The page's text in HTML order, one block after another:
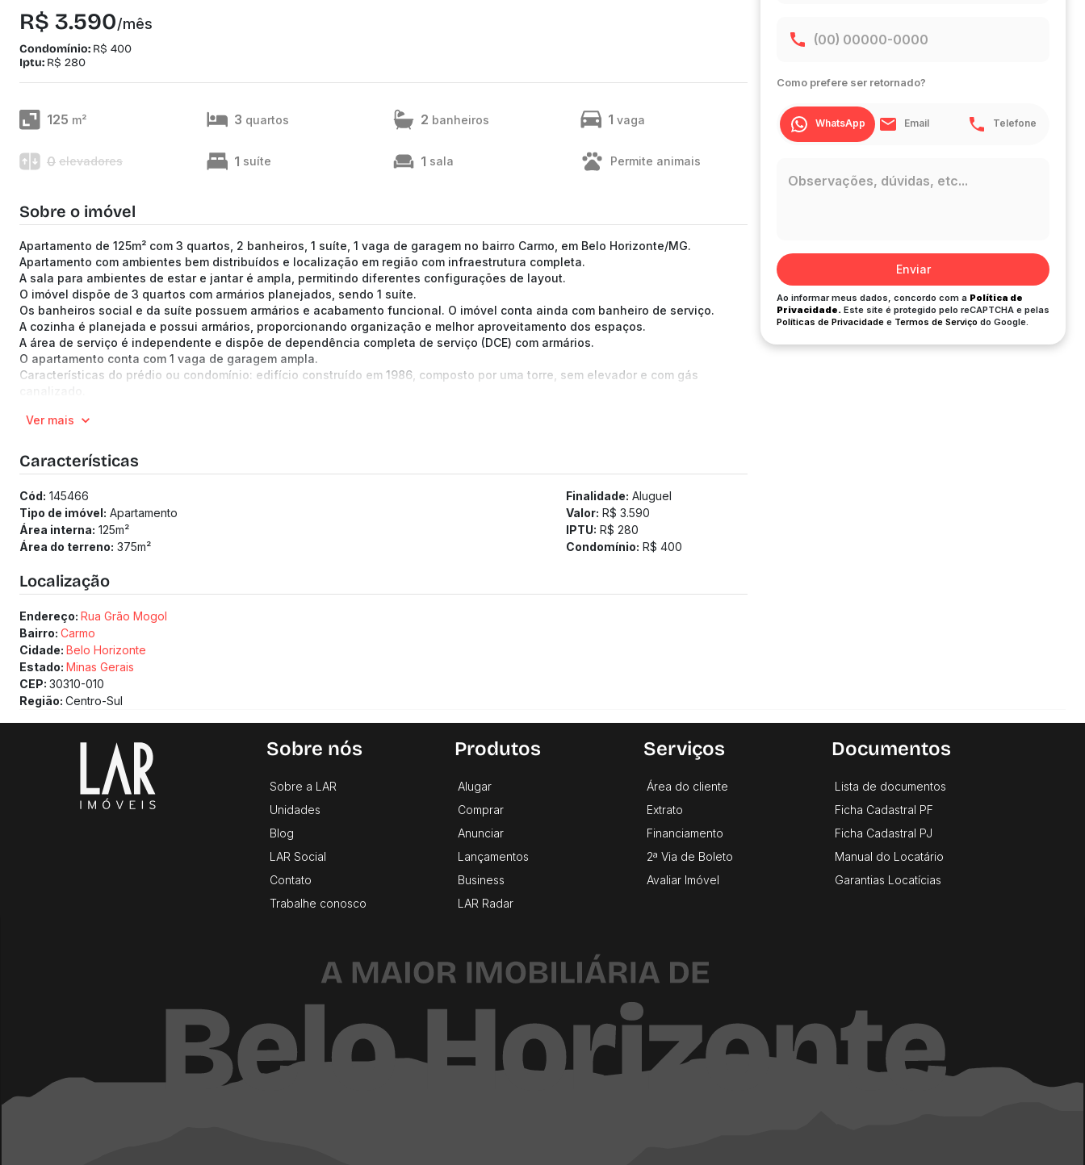
R$ 3.590/mês
Condomínio: R$ 400
Iptu: R$ 280
125 m² 3 quartos 2 banheiros 1 vaga
0 elevadores 1 suíte 1 sala Permite animais
Sobre o imóvel
Apartamento de 125m² com 3 quartos, 2 banheiros, 1 suíte, 1 vaga de garagem no bairro Carmo, em Belo Horizonte/MG.
Apartamento com ambientes bem distribuídos e localização em região com infraestrutura completa.
A sala para ambientes de estar e jantar é ampla, permitindo diferentes configurações de layout.
O imóvel dispõe de 3 quartos com armários planejados, sendo 1 suíte.
Os banheiros social e da suíte possuem armários e acabamento funcional. O imóvel conta ainda com banheiro de serviço.
A cozinha é planejada e possui armários, proporcionando organização e melhor aproveitamento dos espaços.
A área de serviço é independente e dispõe de dependência completa de serviço (DCE) com armários.
O apartamento conta com 1 vaga de garagem ampla.
Características do prédio ou condomínio: edifício construído em 1986, composto por uma torre, sem elevador e com gás
canalizado.
Professor Amílcar Vianna Martins e ao Varanda Urbana, além de comércio e serviços do entorno.
Ver mais
Características
Cód: 145466
Tipo de imóvel: Apartamento
Área interna: 125m²
Área do terreno: 375m²
Finalidade: Aluguel
Valor: R$ 3.590
IPTU: R$ 280
Condomínio: R$ 400
Localização
Endereço: Rua Grão Mogol
Bairro: Carmo
Cidade: Belo Horizonte
Estado: Minas Gerais
CEP: 30310-010
Região: Centro-Sul
Como prefere ser retornado?
WhatsApp Email Telefone
Enviar
Ao informar meus dados, concordo com a Política de
Privacidade. Este site é protegido pelo reCAPTCHA e pelas
Políticas de Privacidade e Termos de Serviço do Google.
Sobre nós
Sobre a LAR
Unidades
Blog
LAR Social
Contato
Trabalhe conosco
Produtos
Alugar
Comprar
Anunciar
Lançamentos
Business
LAR Radar
Serviços
Área do cliente
Extrato
Financiamento
2ª Via de Boleto
Avaliar Imóvel
Documentos
Lista de documentos
Ficha Cadastral PF
Ficha Cadastral PJ
Manual do Locatário
Garantias Locatícias